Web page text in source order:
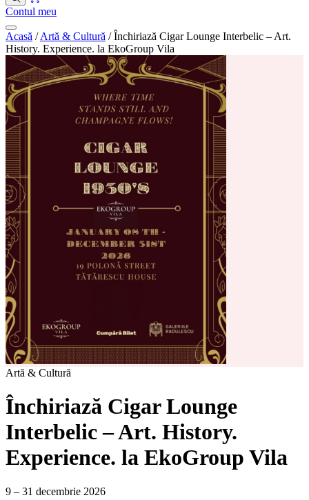
Contul meu
Acasă / Artă & Cultură / Închiriază Cigar Lounge Interbelic – Art.
History. Experience. la EkoGroup Vila
Artă & Cultură
Închiriază Cigar Lounge
Interbelic – Art. History.
Experience. la EkoGroup Vila
9 – 31 decembrie 2026